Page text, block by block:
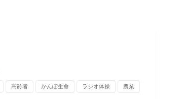
高齢者 かんぽ生命 ラジオ体操 農業